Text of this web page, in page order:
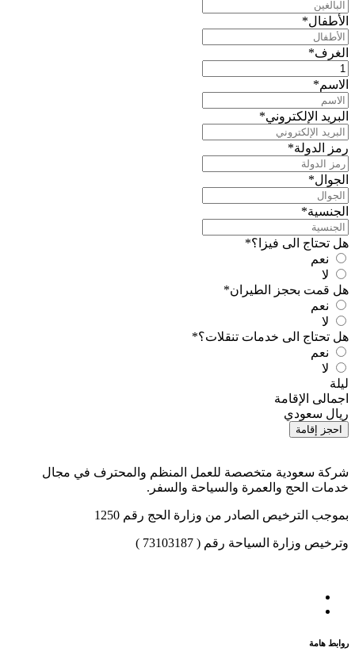
الأطفال*
الغرف*
الاسم*
البريد الإلكتروني*
رمز الدولة*
الجوال*
الجنسية*
هل تحتاج الى فيزا؟*
نعم
لا
هل قمت بحجز الطيران*
نعم
لا
هل تحتاج الى خدمات تنقلات؟*
نعم
لا
ليلة
اجمالى الإقامة
ريال سعودي
احجز إقامة
شركة سعودية متخصصة للعمل المنظم والمحترف في مجال
خدمات الحج والعمرة والسياحة والسفر.
بموجب الترخيص الصادر من وزارة الحج رقم 1250
وترخيص وزارة السياحة رقم ( 73103187 )
روابط هامة